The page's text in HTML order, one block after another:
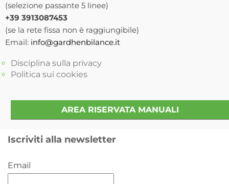
(selezione passante 5 linee)
+39 3913087453
(se la rete fissa non è raggiungibile)
Email: info@gardhenbilance.it
Disciplina sulla privacy
Politica sui cookies
AREA RISERVATA MANUALI
Iscriviti alla newsletter
Email